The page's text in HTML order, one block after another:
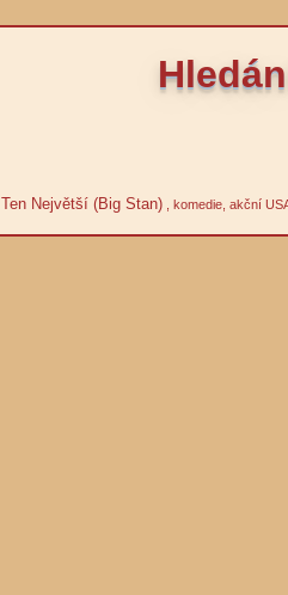
Ten Největší (Big Stan) , komedie, akční